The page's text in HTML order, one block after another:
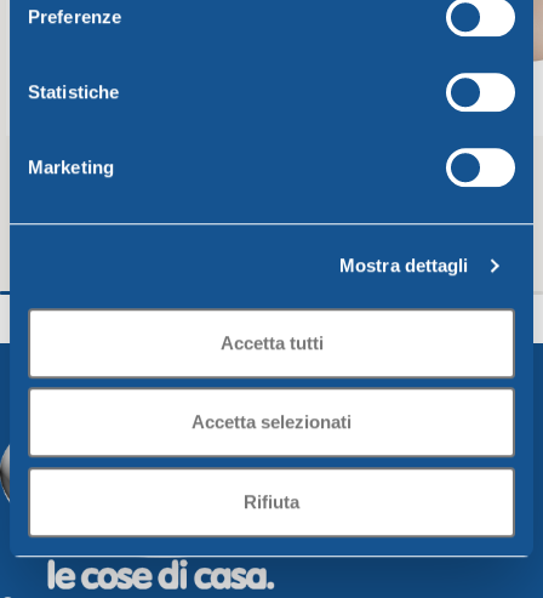
Preferenze
Statistiche
Marketing
Mostra dettagli
Accetta tutti
Accetta selezionati
Rifiuta
Aggiungi Al Carrello
Imbuto diam.
Aggiungi Al Carrello